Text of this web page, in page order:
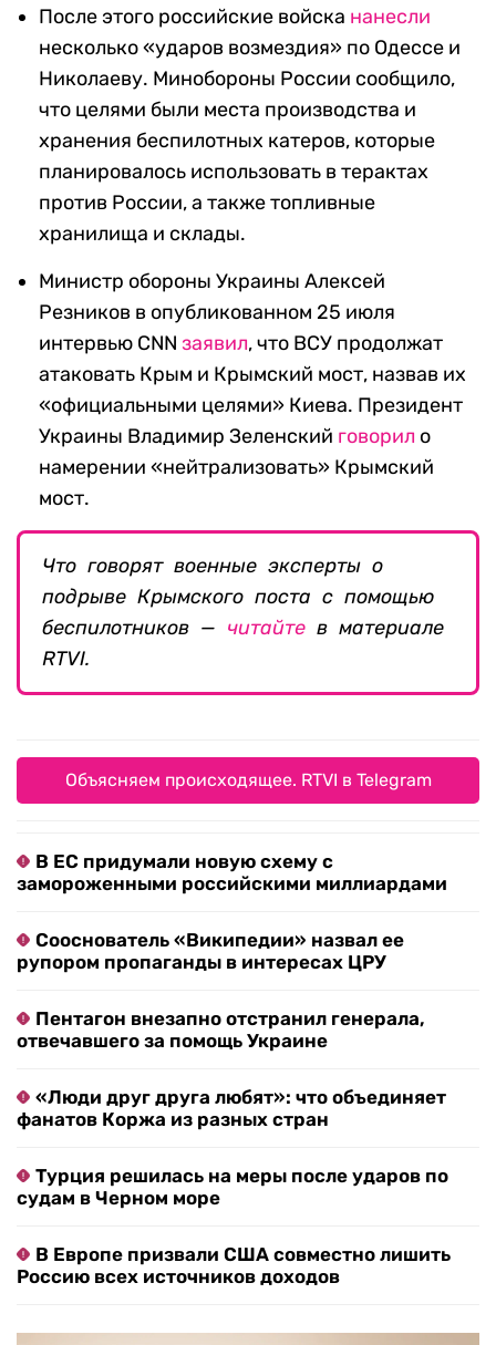
После этого российские войска нанесли
несколько «ударов возмездия» по Одессе и
Николаеву. Минобороны России сообщило,
что целями были места производства и
хранения беспилотных катеров, которые
планировалось использовать в терактах
против России, а также топливные
хранилища и склады.
Министр обороны Украины Алексей
Резников в опубликованном 25 июля
интервью CNN заявил, что ВСУ продолжат
атаковать Крым и Крымский мост, назвав их
«официальными целями» Киева. Президент
Украины Владимир Зеленский говорил о
намерении «нейтрализовать» Крымский
мост.
Что говорят военные эксперты о
подрыве Крымского поста с помощью
беспилотников — читайте в материале
RTVI.
Объясняем происходящее. RTVI в Telegram
В ЕС придумали новую схему с
замороженными российскими миллиардами
Сооснователь «Википедии» назвал ее
рупором пропаганды в интересах ЦРУ
Пентагон внезапно отстранил генерала,
отвечавшего за помощь Украине
«Люди друг друга любят»: что объединяет
фанатов Коржа из разных стран
Турция решилась на меры после ударов по
судам в Черном море
В Европе призвали США совместно лишить
Россию всех источников доходов